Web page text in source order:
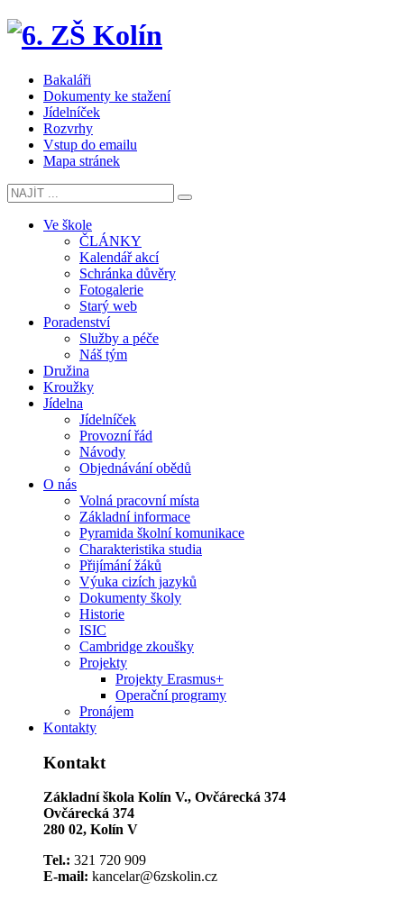
Bakaláři
Dokumenty ke stažení
Jídelníček
Rozvrhy
Vstup do emailu
Mapa stránek
Ve škole
ČLÁNKY
Kalendář akcí
Schránka důvěry
Fotogalerie
Starý web
Poradenství
Služby a péče
Náš tým
Družina
Kroužky
Jídelna
Jídelníček
Provozní řád
Návody
Objednávání obědů
O nás
Volná pracovní místa
Základní informace
Pyramida školní komunikace
Charakteristika studia
Přijímání žáků
Výuka cizích jazyků
Dokumenty školy
Historie
ISIC
Cambridge zkoušky
Projekty
Projekty Erasmus+
Operační programy
Pronájem
Kontakty
Kontakt
Základní škola Kolín V., Ovčárecká 374
Ovčárecká 374
280 02, Kolín V
Tel.: 321 720 909
E-mail: kancelar@6zskolin.cz